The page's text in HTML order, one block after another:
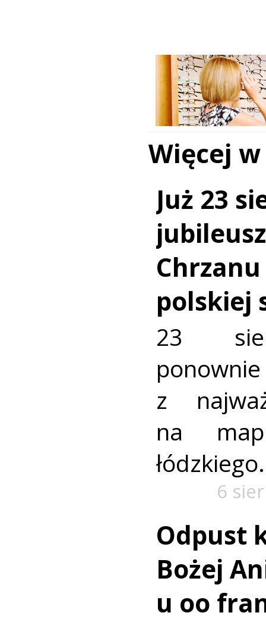
Więcej
Już 23
polskiej
23
z
na
łódzkiego.
6
Odpust
Bożej
u oo